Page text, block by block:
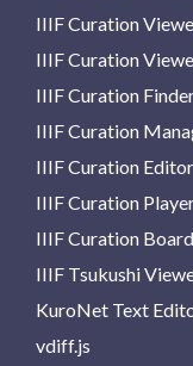
IIIF Curation
IIIF Curation
IIIF Curation
IIIF Curation
IIIF Curation Editor
IIIF Curation
IIIF Curation Board
IIIF Tsukushi
KuroNet Text
vdiff.js